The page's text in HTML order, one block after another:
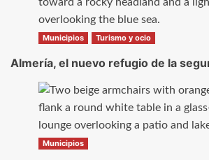
Municipios Turismo y ocio
Almería, el nuevo refugio de la
Municipios